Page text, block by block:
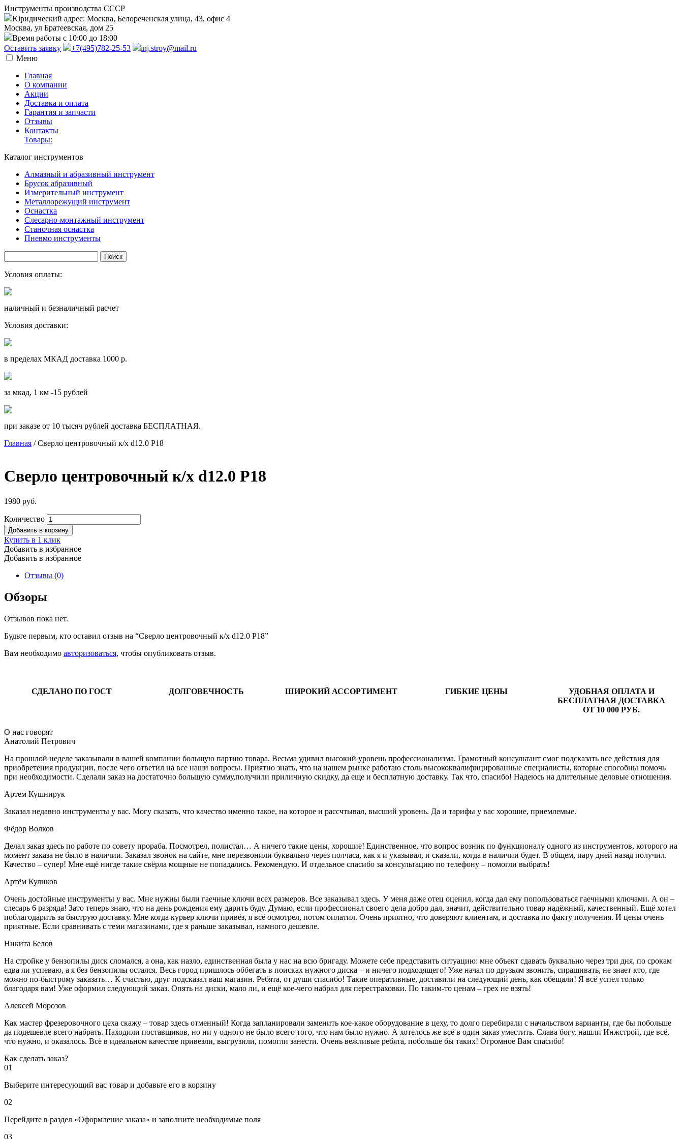
Инструменты производства СССР
Юридический адрес: Москва, Белореченская улица, 43, офис 4
Москва, ул Братеевская, дом 25
Время работы с 10:00 до 18:00
Оставить заявку
+7(495)782-25-53
inj.stroy@mail.ru
Меню
Главная
О компании
Акции
Доставка и оплата
Гарантия и запчасти
Отзывы
Контакты
Товары:
Каталог инструментов
Алмазный и абразивный инструмент
Брусок абразивный
Измерительный инструмент
Металлорежущий инструмент
Оснастка
Слесарно-монтажный инструмент
Станочная оснастка
Пневмо инструменты
Условия оплаты:
наличный и безналичный расчет
Условия доставки:
в пределах МКАД доставка 1000 р.
за мкад, 1 км -15 рублей
при заказе от 10 тысяч рублей доставка БЕСПЛАТНАЯ.
Главная / Сверло центровочный к/х d12.0 Р18
Сверло центровочный к/х d12.0 Р18
1980 руб.
Количество
Добавить в корзину
Купить в 1 клик
Добавить в избранное
Добавить в избранное
Отзывы (0)
Обзоры
Отзывов пока нет.
Будьте первым, кто оставил отзыв на “Сверло центровочный к/х d12.0 Р18”
Вам необходимо авторизоваться, чтобы опубликовать отзыв.
СДЕЛАНО ПО ГОСТ ДОЛГОВЕЧНОСТЬ ШИРОКИЙ АССОРТИМЕНТ ГИБКИЕ ЦЕНЫ
УДОБНАЯ ОПЛАТА И
БЕСПЛАТНАЯ ДОСТАВКА
ОТ 10 000 РУБ.
О нас говорят
Анатолий Петрович
На прошлой неделе заказывали в вашей компании большую партию товара. Весьма удивил высокий уровень профессионализма. Грамотный консультант смог подсказать все действия для
приобретения продукции, после чего ответил на все наши вопросы. Приятно знать, что на нашем рынке работаю столь высококвалифицированные специалисты, которые способны помочь
при необходимости. Сделали заказ на достаточно большую сумму,получили приличную скидку, да еще и бесплатную доставку. Так что, спасибо! Надеюсь на длительные деловые отношения.
Артем Кушнирук
Заказал недавно инструменты у вас. Могу сказать, что качество именно такое, на которое и рассчтывал, высший уровень. Да и тарифы у вас хорошие, приемлемые.
Фёдор Волков
Делал заказ здесь по работе по совету прораба. Посмотрел, полистал… А ничего такие цены, хорошие! Единственное, что вопрос возник по функционалу одного из инструментов, которого на
момент заказа не было в наличии. Заказал звонок на сайте, мне перезвонили буквально через полчаса, как я и указывал, и сказали, когда в наличии будет. В общем, пару дней назад получил.
Качество – супер! Мне ещё нигде такие свёрла мощные не попадались. Рекомендую. И отдельное спасибо за консультацию по телефону – помогли выбрать!
Артём Куликов
Очень достойные инструменты у вас. Мне нужны были гаечные ключи всех размеров. Все заказывал здесь. У меня даже отец оценил, когда дал ему попользоваться гаечными ключами. А он –
слесарь 6 разряда! Зато теперь знаю, что на день рождения ему дарить буду. Думаю, если профессионал своего дела добро дал, значит, действительно товар надёжный, качественный. Ещё хотел
поблагодарить за быструю доставку. Мне когда курьер ключи привёз, я всё осмотрел, потом оплатил. Очень приятно, что доверяют клиентам, и доставка по факту получения. И цены очень
приятные. Если сравнивать с теми магазинами, где я раньше заказывал, намного дешевле.
Никита Белов
На стройке у бензопилы диск сломался, а она, как назло, единственная была у нас на всю бригаду. Можете себе представить ситуацию: мне объект сдавать буквально через три дня, по срокам
едва ли успеваю, а я без бензопилы остался. Весь город пришлось оббегать в поисках нужного диска – и ничего подходящего! Уже начал по друзьям звонить, спрашивать, не знает кто, где
можно по-быстрому заказать… К счастью, друг подсказал ваш магазин. Ребята, от души спасибо! Такие оперативные, доставили на следующий день, как обещали! Я всё успел только
благодаря вам! Уже оформил следующий заказ. Опять на диски, мало ли, и ещё кое-чего набрал для перестраховки. По таким-то ценам – грех не взять!
Алексей Морозов
Как мастер фрезеровочного цеха скажу – товар здесь отменный! Когда запланировали заменить кое-какое оборудование в цеху, то долго перебирали с начальством варианты, где бы побольше
да подешевле всего набрать. Находили поставщиков, но ни у одного не было всего того, что нам было нужно. А хотелось же всё в один заказ уместить. Слава богу, нашли Инжстрой, где всё,
что нужно, и оказалось. Всё в идеальном качестве привезли, выгрузили, помогли занести. Очень вежливые ребята, побольше бы таких! Огромное Вам спасибо!
Как сделать заказ?
01
Выберите интересующий вас товар и добавьте его в корзину
02
Перейдите в раздел «Оформление заказа» и заполните необходимые поля
03